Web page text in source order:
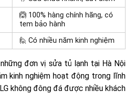
🙆 100% hàng chính hãng, có
tem bảo hành
🙋 Có nhiều năm kinh nghiệm
đơn vị sửa tủ lạnh tại Hà Nội
kinh nghiệm hoạt động trong lĩnh
không đông đá được nhiều khách